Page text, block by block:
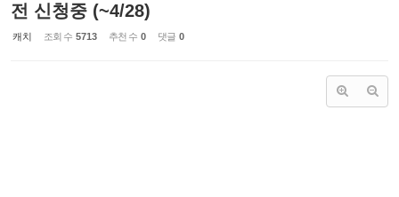
전 신청중 (~4/28)
캐치 조회 수 5713 추천 수 0 댓글 0